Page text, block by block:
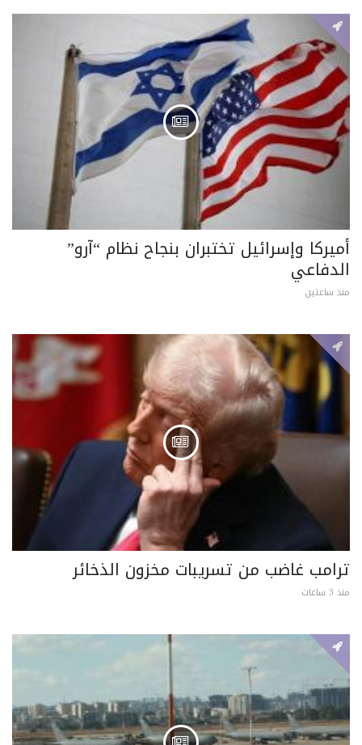
أميركا وإسرائيل تختبران بنجاح نظام “آرو”
الدفاعي
منذ ساعتين
ترامب غاضب من تسريبات مخزون الذخائر
منذ 3 ساعات